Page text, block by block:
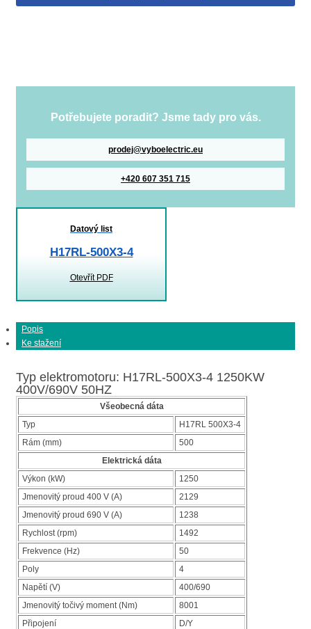
Potřebujete poradit? Jsme tady pro vás.
prodej@vyboelectric.eu
+420 607 351 715
Datový list
H17RL-500X3-4
Otevřít PDF
Popis
Ke stažení
Typ elektromotoru: H17RL-500X3-4 1250KW
400V/690V 50HZ
Všeobecná dáta
Typ
H17RL 500X3-4
Rám (mm)
500
Elektrická dáta
Výkon (kW)
1250
Jmenovitý proud 400 V (A)
2129
Jmenovitý proud 690 V (A)
1238
Rychlost (rpm)
1492
Frekvence (Hz)
50
Poly
4
Napětí (V)
400/690
Jmenovitý točivý moment (Nm)
8001
Připojení
D/Y